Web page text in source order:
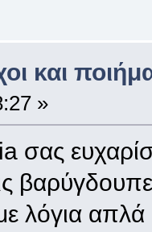
και
»
σας
λόγια απλά